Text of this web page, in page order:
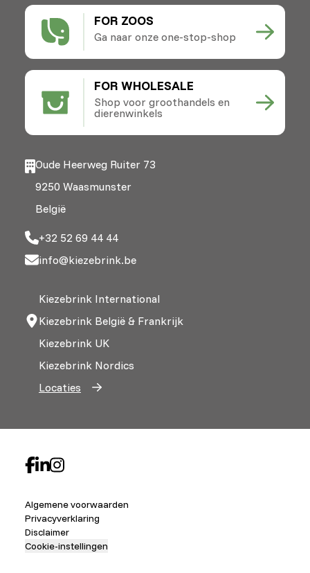
FOR ZOOS
Ga naar onze one-stop-shop
FOR WHOLESALE
Shop voor groothandels en
dierenwinkels
Oude Heerweg Ruiter 73
9250 Waasmunster
België
+32 52 69 44 44
info@kiezebrink.be
Kiezebrink International
Kiezebrink België & Frankrijk
Kiezebrink UK
Kiezebrink Nordics
Locaties
Algemene voorwaarden
Privacyverklaring
Disclaimer
Cookie-instellingen